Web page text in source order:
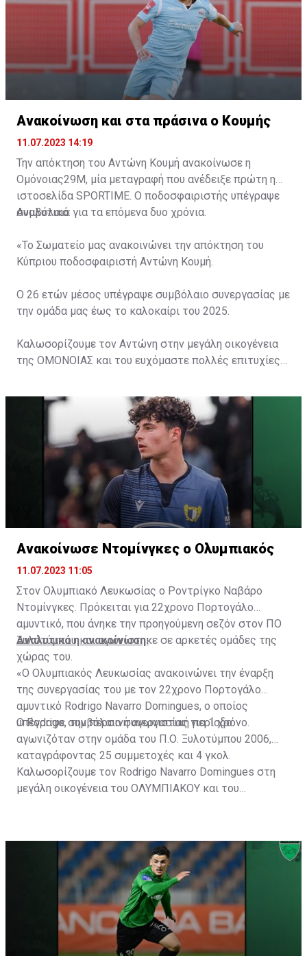
Ανακοίνωση και στα πράσινα ο Κουμής
11.07.2023 14:19
Την απόκτηση του Αντώνη Κουμή ανακοίνωσε η
Ομόνοιας29Μ, μία μεταγραφή που ανέδειξε πρώτη η
ιστοσελίδα SPORTIME . Ο ποδοσφαιριστής υπέγραψε
συμβόλαιο για τα επόμενα δυο χρόνια.
Αναλυτικά:
«Το Σωματείο μας ανακοινώνει την απόκτηση του
Κύπριου ποδοσφαιριστή Αντώνη Κουμή.
Ο 26 ετών μέσος υπέγραψε συμβόλαιο συνεργασίας με
την ομάδα μας έως το καλοκαίρι του 2025.
Καλωσορίζουμε τον Αντώνη στην μεγάλη οικογένεια
της ΟΜΟΝΟΙΑΣ και του ευχόμαστε πολλές επιτυχίες
Ανακοίνωσε Ντομίνγκες ο Ολυμπιακός
11.07.2023 11:05
Στον Ολυμπιακό Λευκωσίας ο Ροντρίγκο Ναβάρο
Ντομίνγκες. Πρόκειται για 22χρονο Πορτογάλο
αμυντικό, που άνηκε την προηγούμενη σεζόν στον ΠΟ
Ξυλοτύμπου και αγωνίστηκε σε αρκετές ομάδες της
χώρας του.
Αναλυτικά η ανακοίνωση:
«Ο Ολυμπιακός Λευκωσίας ανακοινώνει την έναρξη
της συνεργασίας του με τον 22χρονο Πορτογάλο
αμυντικό Rodrigo Navarro Domingues, ο οποίος
υπέγραψε συμβόλαιο συνεργασίας για 1 χρόνο.
Ο Rodrigo, την περσινή αγωνιστική περίοδο
αγωνιζόταν στην ομάδα του Π.Ο. Ξυλοτύμπου 2006,
καταγράφοντας 25 συμμετοχές και 4 γκολ.
Καλωσορίζουμε τον Rodrigo Navarro Domingues στη
μεγάλη οικογένεια του ΟΛΥΜΠΙΑΚΟΥ και του